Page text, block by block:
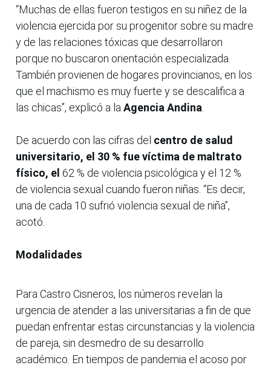
“Muchas de ellas fueron testigos en su niñez de la
violencia ejercida por su progenitor sobre su madre
y de las relaciones tóxicas que desarrollaron
porque no buscaron orientación especializada.
También provienen de hogares provincianos, en los
que el machismo es muy fuerte y se descalifica a
las chicas”, explicó a la Agencia Andina
De acuerdo con las cifras del centro de salud
universitario, el 30 % fue víctima de maltrato
físico, el 62 % de violencia psicológica y el 12 %
de violencia sexual cuando fueron niñas. “Es decir,
una de cada 10 sufrió violencia sexual de niña”,
acotó.
Modalidades
Para Castro Cisneros, los números revelan la
urgencia de atender a las universitarias a fin de que
puedan enfrentar estas circunstancias y la violencia
de pareja, sin desmedro de su desarrollo
académico. En tiempos de pandemia el acoso por